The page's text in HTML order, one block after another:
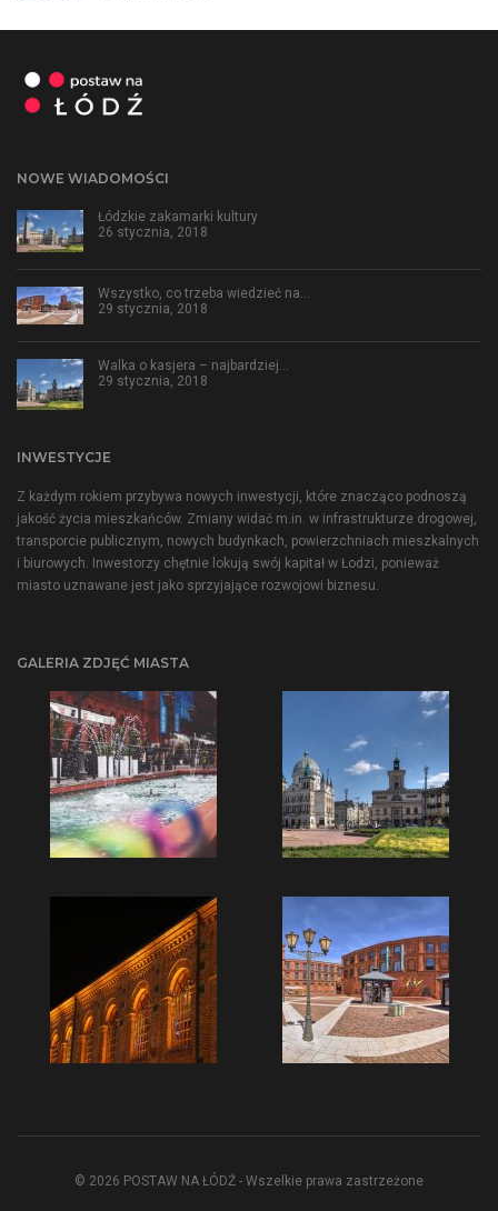
NOWE WIADOMOŚCI
Łódzkie zakamarki kultury
26 stycznia, 2018
Wszystko, co trzeba wiedzieć na…
29 stycznia, 2018
Walka o kasjera – najbardziej…
29 stycznia, 2018
INWESTYCJE
Z każdym rokiem przybywa nowych inwestycji, które znacząco podnoszą
jakość życia mieszkańców. Zmiany widać m.in. w infrastrukturze drogowej,
transporcie publicznym, nowych budynkach, powierzchniach mieszkalnych
i biurowych. Inwestorzy chętnie lokują swój kapitał w Łodzi, ponieważ
miasto uznawane jest jako sprzyjające rozwojowi biznesu.
GALERIA ZDJĘĆ MIASTA
© 2026 POSTAW NA ŁÓDŹ - Wszelkie prawa zastrzeżone